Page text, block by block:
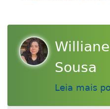
Sousa
Leia mais